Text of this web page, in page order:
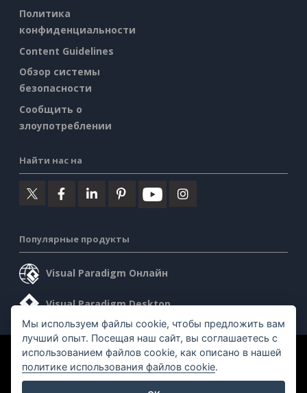
Политика
конфиденциальности
Content Guidelines
Обзор системы
безопасности
Сообщить о
злоупотреблении
Найти нас на
Популярные продукты
Visual Paradigm Онлайн
Visual Paradigm Desktop
©2026 by Visual Paradigm. Все права защищены.
Мы используем файлы cookie, чтобы предложить вам
лучший опыт. Посещая наш сайт, вы соглашаетесь с
использованием файлов cookie, как описано в нашей
политике использования файлов cookie.